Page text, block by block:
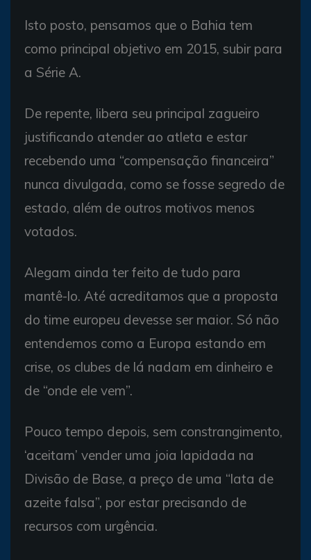
Isto posto, pensamos que o Bahia tem
como principal objetivo em 2015, subir para
a Série A.
De repente, libera seu principal zagueiro
justificando atender ao atleta e estar
recebendo uma “compensação financeira”
nunca divulgada, como se fosse segredo de
estado, além de outros motivos menos
votados.
Alegam ainda ter feito de tudo para
mantê-lo. Até acreditamos que a proposta
do time europeu devesse ser maior. Só não
entendemos como a Europa estando em
crise, os clubes de lá nadam em dinheiro e
de “onde ele vem”.
Pouco tempo depois, sem constrangimento,
‘aceitam’ vender uma joia lapidada na
Divisão de Base, a preço de uma “lata de
azeite falsa”, por estar precisando de
recursos com urgência.